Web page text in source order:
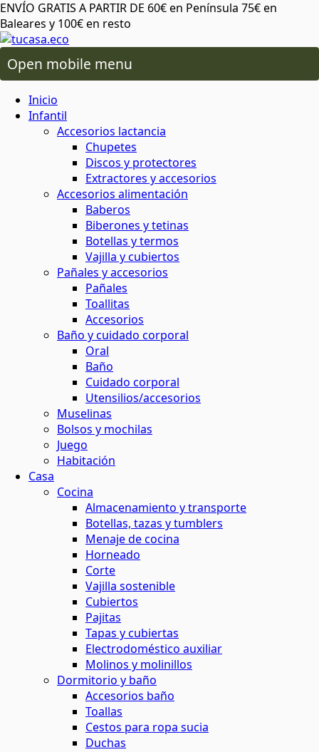
ENVÍO GRATIS A PARTIR DE 60€ en Península 75€ en
Baleares y 100€ en resto
Open mobile menu
oral
capilar
y baño
y horticultura
residuos
lactancia
alimentación
accesorios
corporal
Inicio
Infantil
Accesorios lactancia
Chupetes
Discos y protectores
Extractores y accesorios
Accesorios alimentación
Baberos
Biberones y tetinas
Botellas y termos
Vajilla y cubiertos
Pañales y accesorios
Pañales
Toallitas
Accesorios
Baño y cuidado corporal
Oral
Baño
Cuidado corporal
Utensilios/accesorios
Muselinas
Bolsos y mochilas
Juego
Habitación
Casa
Cocina
Almacenamiento y transporte
Botellas, tazas y tumblers
Menaje de cocina
Horneado
Corte
Vajilla sostenible
Cubiertos
Pajitas
Tapas y cubiertas
Electrodoméstico auxiliar
Molinos y molinillos
Dormitorio y baño
Accesorios baño
Toallas
Cestos para ropa sucia
Duchas